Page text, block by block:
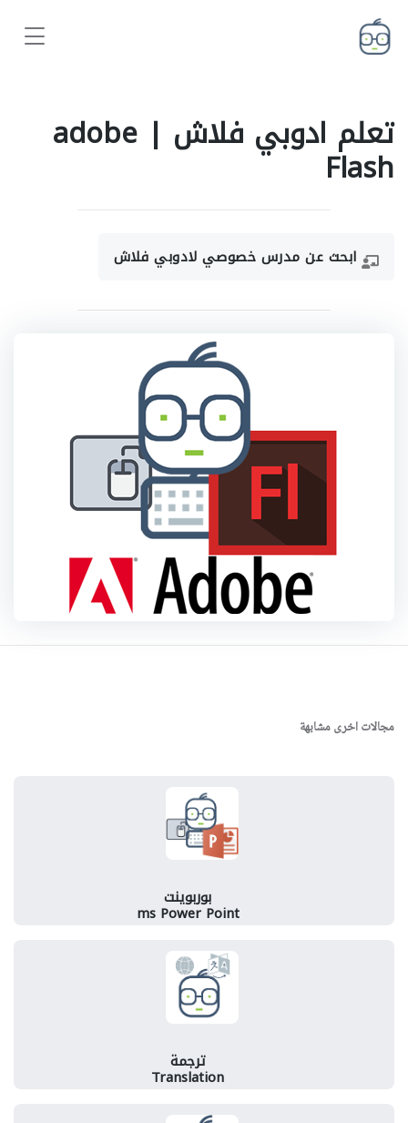
تعلم ادوبي فلاش | adobe
Flash
ابحث عن مدرس خصوصي لادوبي فلاش
مجالات اخرى مشابهة
بوربوينت
ms Power Point
ترجمة
Translation